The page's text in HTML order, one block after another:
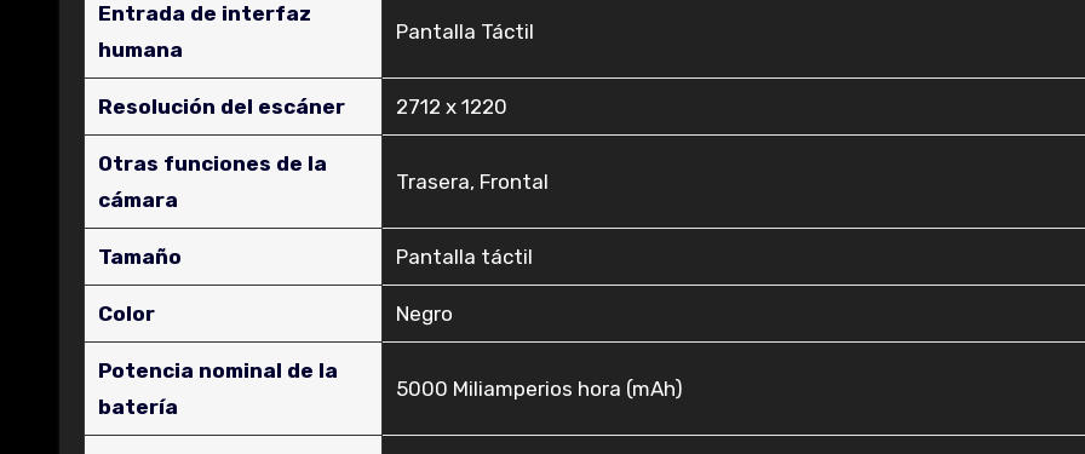
Entrada de interfaz
humana
‎Pantalla Táctil
Resolución del escáner ‎2712 x 1220
Otras funciones de la
cámara
‎Trasera, Frontal
Tamaño ‎Pantalla táctil
Color ‎Negro
Potencia nominal de la
batería
‎5000 Miliamperios hora (mAh)